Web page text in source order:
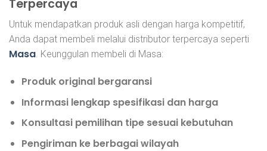
Terpercaya
Untuk mendapatkan produk asli dengan harga kompetitif,
Anda dapat membeli melalui distributor terpercaya seperti
Masa. Keunggulan membeli di Masa:
Produk original bergaransi
Informasi lengkap spesifikasi dan harga
Konsultasi pemilihan tipe sesuai kebutuhan
Pengiriman ke berbagai wilayah